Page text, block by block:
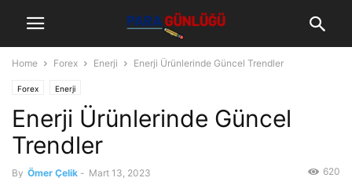
Home Forex Enerji Enerji Ürünlerinde Güncel Trendler
Forex Enerji
Enerji Ürünlerinde Güncel
Trendler
By Ömer Çelik - Mart 13, 2023 620